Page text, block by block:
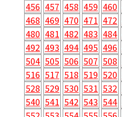
456 457 458 459 460
468 469 470 471 472
480 481 482 483 484
492 493 494 495 496
504 505 506 507 508
516 517 518 519 520
528 529 530 531 532
540 541 542 543 544